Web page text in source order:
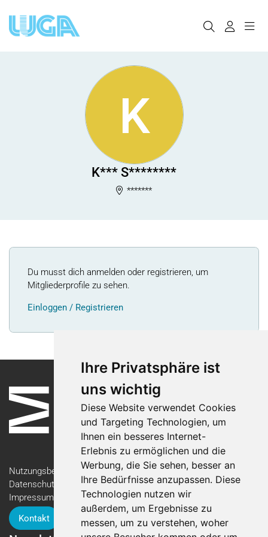
Ihre Privatsphäre ist
uns wichtig
Diese Website verwendet Cookies
und Targeting Technologien, um
Ihnen ein besseres Internet-
Erlebnis zu ermöglichen und die
Werbung, die Sie sehen, besser an
Ihre Bedürfnisse anzupassen. Diese
Technologien nutzen wir
außerdem, um Ergebnisse zu
messen, um zu verstehen, woher
K
K*** S********
*******
Du musst dich anmelden oder registrieren, um
Mitgliederprofile zu sehen.
Einloggen / Registrieren
Nutzungsbedingungen
Datenschutzerklärung
Impressum
Kontakt